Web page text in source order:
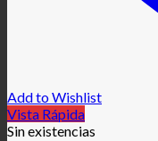
Add to Wishlist
Vista Rápida
Sin existencias